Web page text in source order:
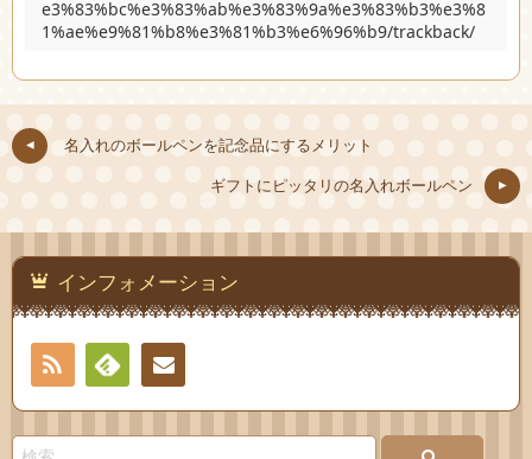
e3%83%bc%e3%83%ab%e3%83%9a%e3%83%b3%e3%8
1%ae%e9%81%b8%e3%81%b3%e6%96%b9/trackback/
名入れのボールペンを記念品にするメリット
ギフトにピッタリの名入れボールペン
インフォメーション
RSS
Feedly連絡